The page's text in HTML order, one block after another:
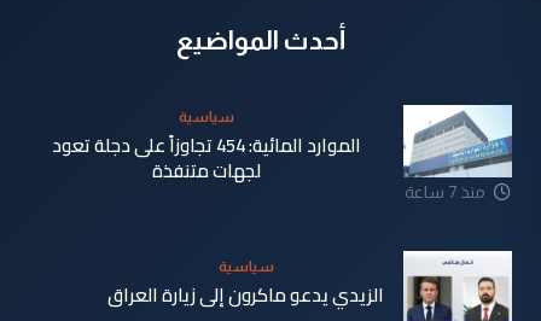
أحدث المواضيع
منذ 7 ساعة
سياسية
الموارد المائية: 454 تجاوزاً على دجلة تعود
لجهات متنفذة
سياسية
الزيدي يدعو ماكرون إلى زيارة العراق